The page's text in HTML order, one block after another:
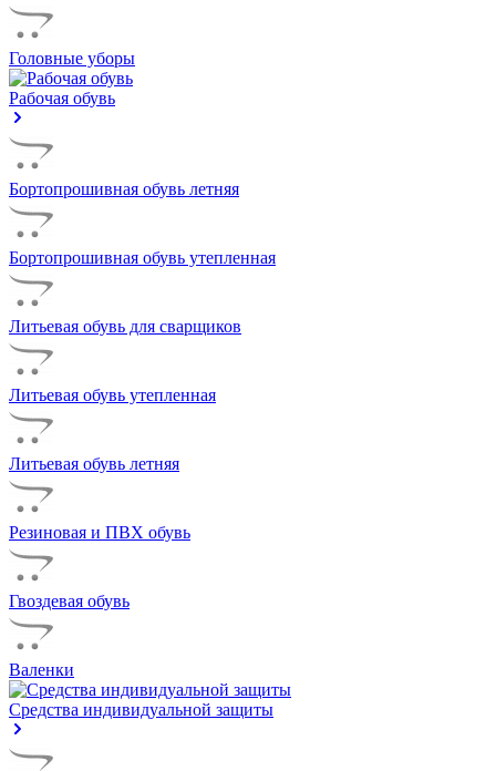
Головные уборы
Рабочая обувь
Бортопрошивная обувь летняя
Бортопрошивная обувь утепленная
Литьевая обувь для сварщиков
Литьевая обувь утепленная
Литьевая обувь летняя
Резиновая и ПВХ обувь
Гвоздевая обувь
Валенки
Средства индивидуальной защиты